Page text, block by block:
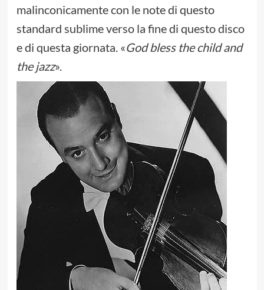
malinconicamente con le note di questo
standard sublime verso la fine di questo disco
e di questa giornata. «God bless the child and
the jazz».